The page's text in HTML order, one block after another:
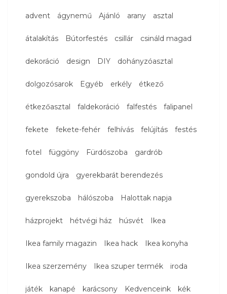
advent ágynemű Ajánló arany asztal
átalakítás Bútorfestés csillár csináld magad
dekoráció design DIY dohányzóasztal
dolgozósarok Egyéb erkély étkező
étkezőasztal faldekoráció falfestés falipanel
fekete fekete-fehér felhívás felújítás festés
fotel függöny Fürdőszoba gardrób
gondold újra gyerekbarát berendezés
gyerekszoba hálószoba Halottak napja
házprojekt hétvégi ház húsvét Ikea
Ikea family magazin Ikea hack Ikea konyha
Ikea szerzemény Ikea szuper termék iroda
játék kanapé karácsony Kedvenceink kék